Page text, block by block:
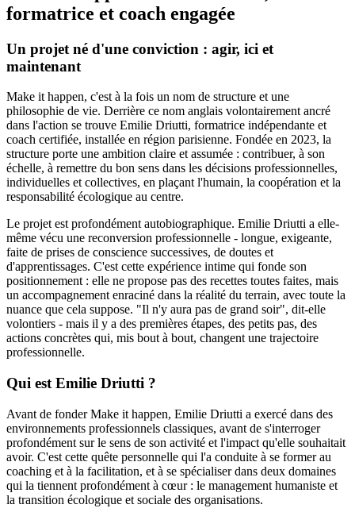
formatrice et coach engagée
Un projet né d'une conviction : agir, ici et
maintenant
Make it happen, c'est à la fois un nom de structure et une
philosophie de vie. Derrière ce nom anglais volontairement ancré
dans l'action se trouve Emilie Driutti, formatrice indépendante et
coach certifiée, installée en région parisienne. Fondée en 2023, la
structure porte une ambition claire et assumée : contribuer, à son
échelle, à remettre du bon sens dans les décisions professionnelles,
individuelles et collectives, en plaçant l'humain, la coopération et la
responsabilité écologique au centre.
Le projet est profondément autobiographique. Emilie Driutti a elle-
même vécu une reconversion professionnelle - longue, exigeante,
faite de prises de conscience successives, de doutes et
d'apprentissages. C'est cette expérience intime qui fonde son
positionnement : elle ne propose pas des recettes toutes faites, mais
un accompagnement enraciné dans la réalité du terrain, avec toute la
nuance que cela suppose. "Il n'y aura pas de grand soir", dit-elle
volontiers - mais il y a des premières étapes, des petits pas, des
actions concrètes qui, mis bout à bout, changent une trajectoire
professionnelle.
Qui est Emilie Driutti ?
Avant de fonder Make it happen, Emilie Driutti a exercé dans des
environnements professionnels classiques, avant de s'interroger
profondément sur le sens de son activité et l'impact qu'elle souhaitait
avoir. C'est cette quête personnelle qui l'a conduite à se former au
coaching et à la facilitation, et à se spécialiser dans deux domaines
qui la tiennent profondément à cœur : le management humaniste et
la transition écologique et sociale des organisations.